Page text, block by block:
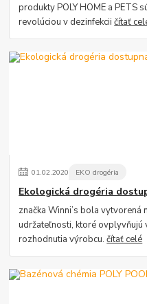
produkty POLY HOME a PETS
revolúciou v dezinfekciičítať
01.02.2020 EKO drogéria
Ekologická drogéria
značka Winni’s bola
udržateľnosti, ktoré ovplyvňujú
rozhodnutia výrobcu.čítať celé